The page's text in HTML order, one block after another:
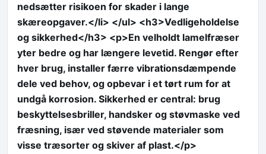
nedsætter risikoen for skader i lange
skæreopgaver.</li> </ul> <h3>Vedligeholdelse
og sikkerhed</h3> <p>En velholdt lamelfræser
yter bedre og har længere levetid. Rengør efter
hver brug, installer færre vibrationsdæmpende
dele ved behov, og opbevar i et tørt rum for at
undgå korrosion. Sikkerhed er central: brug
beskyttelsesbriller, handsker og støvmaske ved
fræsning, især ved støvende materialer som
visse træsorter og skiver af plast.</p>